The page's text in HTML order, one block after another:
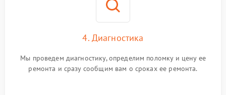
4. Диагностика
Мы проведем диагностику, определим поломку и цену ее
ремонта и сразу сообщим вам о сроках ее ремонта.